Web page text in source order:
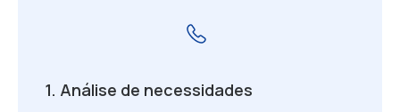
1. Análise de necessidades